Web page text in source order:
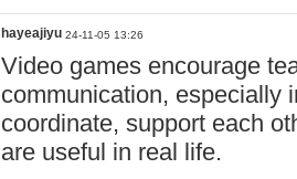
hayeajiyu 24-11-05 13:26
Video games encourage
communication, especially
coordinate, support each
are useful in real life.